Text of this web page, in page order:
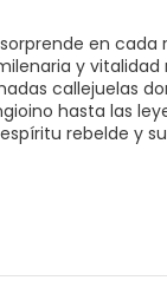
en
y
callejuelas
hasta las
rebelde y